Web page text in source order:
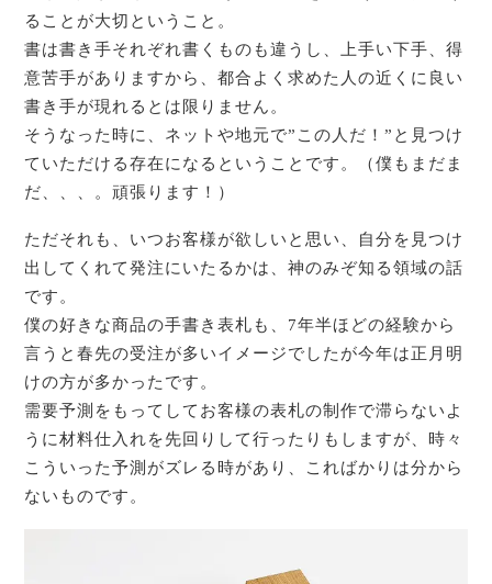
ることが大切ということ。
書は書き手それぞれ書くものも違うし、上手い下手、得
意苦手がありますから、都合よく求めた人の近くに良い
書き手が現れるとは限りません。
そうなった時に、ネットや地元で”この人だ！”と見つけ
ていただける存在になるということです。（僕もまだま
だ、、、。頑張ります！）
ただそれも、いつお客様が欲しいと思い、自分を見つけ
出してくれて発注にいたるかは、神のみぞ知る領域の話
です。
僕の好きな商品の手書き表札も、7年半ほどの経験から
言うと春先の受注が多いイメージでしたが今年は正月明
けの方が多かったです。
需要予測をもってしてお客様の表札の制作で滞らないよ
うに材料仕入れを先回りして行ったりもしますが、時々
こういった予測がズレる時があり、こればかりは分から
ないものです。